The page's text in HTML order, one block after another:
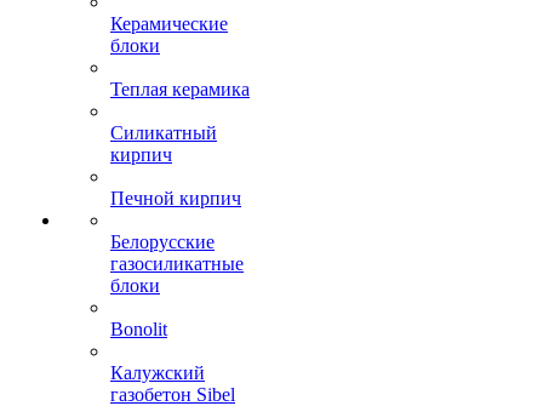
Керамические
блоки
Теплая керамика
Силикатный
кирпич
Печной кирпич
Белорусские
газосиликатные
блоки
Bonolit
Калужский
газобетон Sibel